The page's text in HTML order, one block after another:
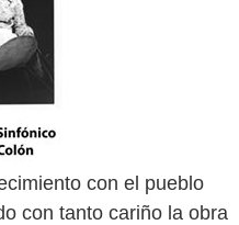
con el pueblo
con tanto cariño la obra